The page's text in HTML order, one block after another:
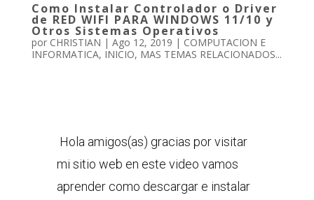
Como Instalar Controlador o Driver
de RED WIFI PARA WINDOWS 11/10 y
Otros Sistemas Operativos
por CHRISTIAN | Ago 12, 2019 | COMPUTACION E
INFORMATICA, INICIO, MAS TEMAS RELACIONADOS...
Hola amigos(as) gracias por visitar
mi sitio web en este video vamos
aprender como descargar e instalar